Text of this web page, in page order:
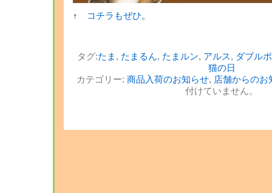
↑ コチラもぜひ。
タグ:たま , たまるん, たまルン, アルス, ダブル
猫の日
カテゴリー: 商品入荷のお知らせ, 店舗からのお
付けていません。